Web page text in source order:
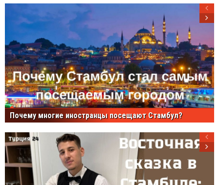
Почему многие иностранцы посещают Стамбул?